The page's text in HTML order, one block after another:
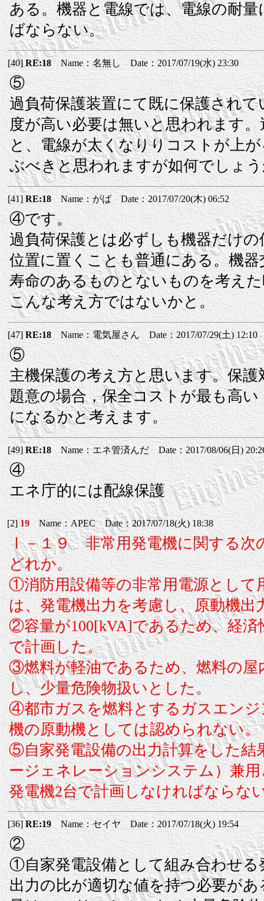
ある。機器と電線では、電線の耐
ばならない。
[40]RE:18Name：名無し Date：2017/07/19(水) 23:30
⑤
過負荷保護装置にて既に保護され
度が高い必要は無いと思われます
と、電線が太くなりりコストが上
ぶべきと思われますが如何でしょ
[41]RE:18Name：がば Date：2017/07/20(木) 06:52
④です。
過負荷保護とは必ずしも機器だけ
位置に置くことも普通にある。機
寿命のあるものとないものを考え
こんな考え方ではないかと。
[47]RE:18Name：電気屋さん Date：2017/07/29(土) 12:10
⑤
主機保護の考え方と思います。保
題意の場合，保全コストが最も高
になるかと考えます。
[49]RE:18Name：エネ管済んだ Date：2017/08/06(日)
④
エネ庁的には配線保護
[2]19Name：APEC Date：2017/07/18(火) 18:38
Ⅰ－１９ 非常用発電機に関する次
どれか。
①消防用設備等の非常用電源として
は、発電機出力を考慮し、原動機
②容量が100[kVA]であるため、経済
で計画した。
③燃料が軽油であるため、燃料の屋
し、少量危険物扱いとした。
④都市ガスを燃料とするガスエン
機の原動機としては認められない。
⑤自家発電設備の出力計算をした結
ージェネレーションシステム）兼
発電機2台で計画しなければならな
[36]RE:19Name：セイヤ Date：2017/07/18(火) 19:54
②
①自家発電設備として組み合わせ
出力の比が適切な値を持つ必要が